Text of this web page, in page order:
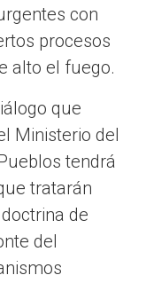
con
procesos
alto el fuego.
que
Ministerio del
tendrá
tratarán
de
del